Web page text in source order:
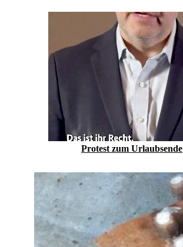
Protest zum Urlaubs­ende